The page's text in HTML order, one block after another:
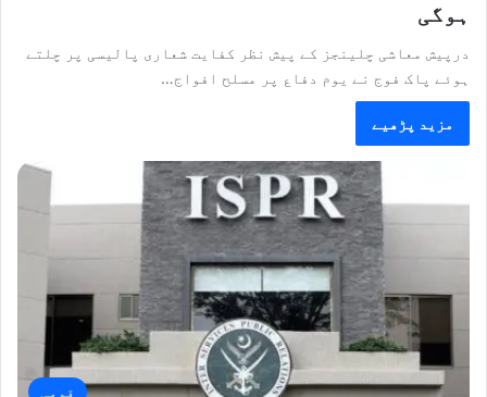
ہوگی
درپیش معاشی چلینجز کے پیش نظر کفایت شعاری پالیسی پر چلتے
ہوئے پاک فوج نے یوم دفاع پر مسلح افواج…
مزید پڑھیے
قومی